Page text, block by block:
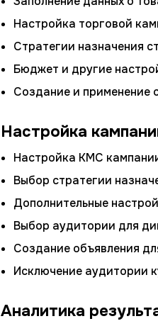
Настройка торговой
Стратегии назначения
Бюджет и другие
Создание и применение
Настройка
Настройка КМС
Выбор стратегии
Дополнительные
Выбор аудитории для
Создание объявления
Исключение аудитории
Аналитика